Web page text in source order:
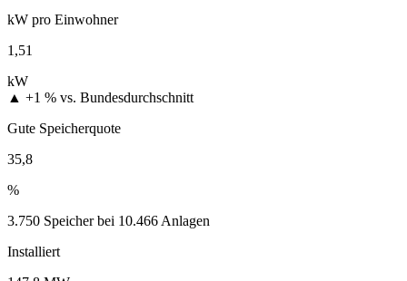
kW pro Einwohner
1,51
kW
▲ +1 % vs. Bundesdurchschnitt
Gute Speicherquote
35,8
%
3.750 Speicher bei 10.466 Anlagen
Installiert